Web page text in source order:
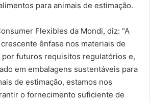
para animais de estimação.
Flexibles da Mondi, diz: “A
ênfase nos materiais de
por futuros requisitos regulatórios e,
em embalagens sustentáveis para
de estimação, estamos nos
o fornecimento suficiente de